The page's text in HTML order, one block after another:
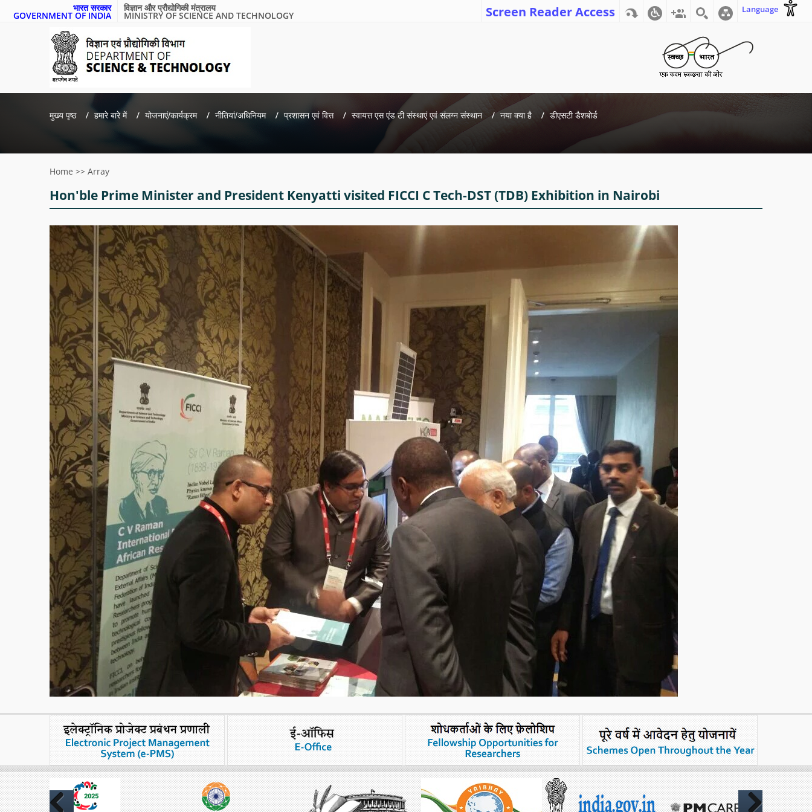
भारत सरकार
GOVERNMENT OF INDIA
विज्ञान और प्रौद्योगिकी मंत्रालय
MINISTRY OF SCIENCE AND TECHNOLOGY Screen Reader Access Language
मुख्य पृष्ठ हमारे बारे में योजनाएं/कार्यक्रम नीतियां/अधिनियम प्रशासन एवं वित्त स्वायत्त एस एंड टी संस्थाएं एवं संलग्न संस्थान नया क्या है डीएसटी डैशबोर्ड
Home >> Array
Hon'ble Prime Minister and President Kenyatti visited FICCI C Tech-DST (TDB) Exhibition in Nairobi